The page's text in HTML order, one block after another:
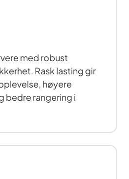
med robust
Rask lasting gir
høyere
bedre rangering i